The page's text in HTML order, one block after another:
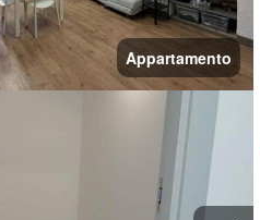
Appartamento